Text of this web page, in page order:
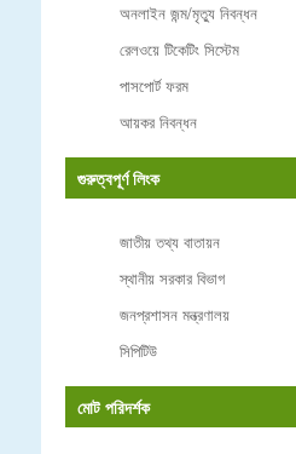
অনলাইন জন্ম/মৃত্যু নিবন্ধন
রেলওয়ে টিকেটিং সিস্টেম
পাসপোর্ট ফরম
আয়কর নিবন্ধন
গুরুত্বপূর্ণ লিংক
জাতীয় তথ্য বাতায়ন
স্থানীয় সরকার বিভাগ
জনপ্রশাসন মন্ত্রণালয়
সিপিটিউ
মোট পরিদর্শক